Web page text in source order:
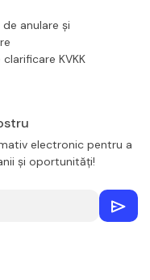
anulare și
clarificare KVKK
electronic pentru a
și oportunități!